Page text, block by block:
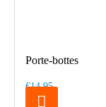
Porte-bottes
€14.95